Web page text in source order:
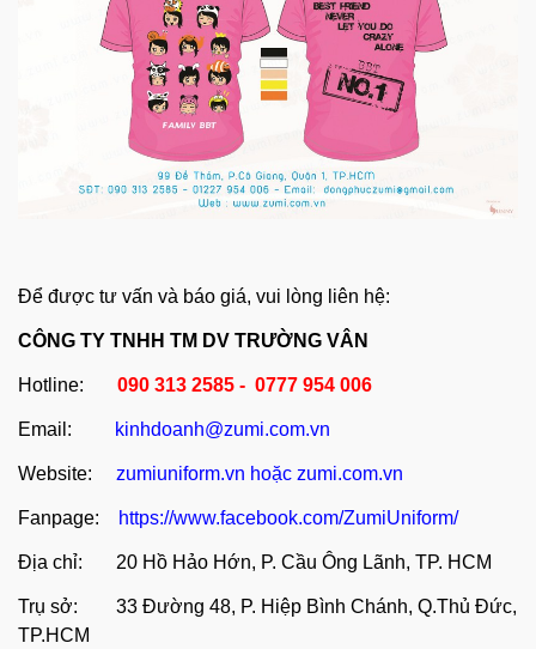
Để được tư vấn và báo giá, vui lòng liên hệ:
CÔNG TY TNHH TM DV TRƯỜNG VÂN
Hotline: 090 313 2585 - 0777 954 006
Email: kinhdoanh@zumi.com.vn
Website: zumiuniform.vn hoặc zumi.com.vn
Fanpage: https://www.facebook.com/ZumiUniform/
Địa chỉ: 20 Hồ Hảo Hớn, P. Cầu Ông Lãnh, TP. HCM
Trụ sở: 33 Đường 48, P. Hiệp Bình Chánh, Q.Thủ Đức,
TP.HCM